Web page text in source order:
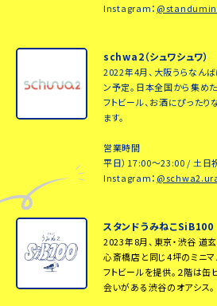
Instagram：
schwa2（シュワシュワ）
2022年4月、大阪うらなん
ン予定。日本全国から集め
フトビール、お酒にぴった
ます。
営業時間
平日）17:00～23:00 / 土日
Instagram：
スタンドうみねこSiB100
2023年8月、東京・渋谷 道
心斎橋店と同じ4坪のミニ
フトビールを提供。２階は
会いがある渋谷のオアシス。